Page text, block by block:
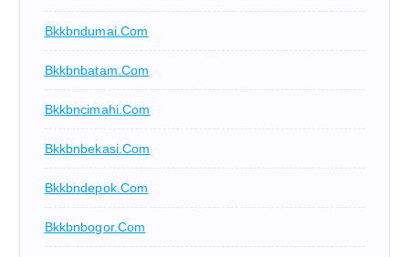
Bkkbndumai.com
Bkkbnbatam.com
Bkkbncimahi.com
Bkkbnbekasi.com
Bkkbndepok.com
Bkkbnbogor.com